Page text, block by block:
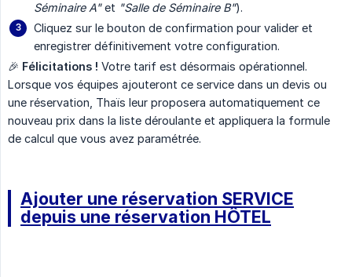
Séminaire A"et "Salle de Séminaire B").
Cliquez sur le bouton de confirmation pour valider et
enregistrer définitivement votre configuration.
🎉 Félicitations ! Votre tarif est désormais opérationnel.
Lorsque vos équipes ajouteront ce service dans un devis ou
une réservation, Thaïs leur proposera automatiquement ce
nouveau prix dans la liste déroulante et appliquera la formule
de calcul que vous avez paramétrée.
Ajouter une réservation SERVICE
depuis une réservation HÔTEL